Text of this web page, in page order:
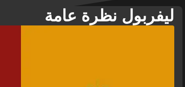
السعر المطلوب البالغ 145 مليون
الموهبة إبراهيم مباي من نفس النادي الفرنسي
ليفربول نظرة عامة